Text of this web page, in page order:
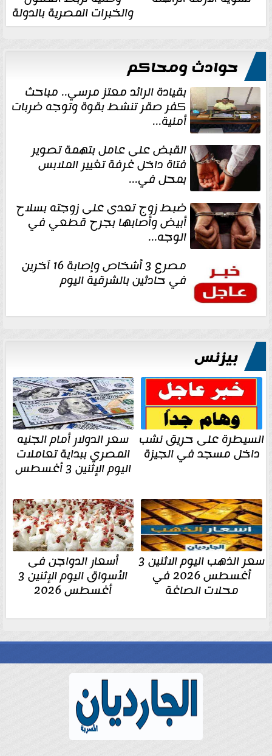
والخبرات المصرية بالدولة
حوادث ومحاكم
بقيادة الرائد معتز مرسي.. مباحث
كفر صقر تنشط بقوة وتوجه ضربات
أمنية...
القبض على عامل بتهمة تصوير
فتاة داخل غرفة تغيير الملابس
بمحل في...
ضبط زوج تعدى على زوجته بسلاح
أبيض وأصابها بجرح قطعي في
الوجه...
مصرع 3 أشخاص وإصابة 16 آخرين
في حادثين بالشرقية اليوم
بيزنس
السيطرة على حريق نشب
داخل مسجد في الجيزة
سعر الدولار أمام الجنيه
المصري ببداية تعاملات
اليوم الإثنين 3 أغسطس
سعر الذهب اليوم الاثنين 3
أغسطس 2026 في
محلات الصاغة
أسعار الدواجن فى
الأسواق اليوم الإثنين 3
أغسطس 2026